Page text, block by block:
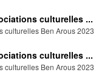
culturelles ...
culturelles Ben Arous 2023
culturelles ...
culturelles Ben Arous 2023